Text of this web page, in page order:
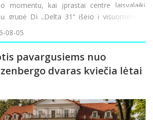
momentu, kai įprastai centre laisvalaikį
grupė Dj „Delta 31“ išėjo į visuomenę ir
miesto ežero pakrantėje. O susitikimai
08-05
pavargusiems nuo
dvaras kviečia lėtai